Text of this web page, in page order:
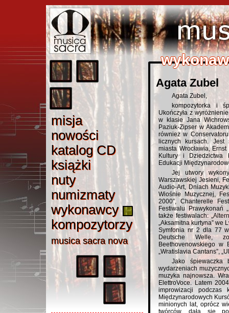
Agata Zubel
Agata Zubel,
kompozytorka i
Ukończyła z
w klasie Jana
Paziuk-Zipser w
również w
licznych kursach. Jest
miasta Wrocławia,
Kultury i Dziedzictwa
Edukacji
Jej utwory
Warszawskiej Jesieni,
Audio-Art, Dniach
Wiośnie Muzycznej,
2000”, Chanterelle
Festiwalu Prawykonań
także festiwalach:
„Aksamitna kurtyna” we
Symfonia nr 2 dla 77
Deutsche Welle,
Beethovenowskiego w
„Wratislavia Cantans”,
Jako śpiewaczka
wydarzeniach
muzyka najnowsza.
ElettroVoce. Latem
improwizacji podczas
Międzynarodowych
minionych lat, oprócz
twórców, dała się
misja
misja
nowości
nowości
katalog CD
katalog CD
książki
książki
nuty
nuty
numizmaty
numizmaty
wykonawcy
wykonawcy
kompozytorzy
kompozytorzy
musica sacra nova
musica sacra nova